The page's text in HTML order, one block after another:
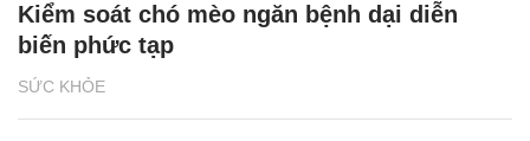
SỨC KHỎE
Kiểm soát chó mèo ngăn bệnh dại diễn
biến phức tạp